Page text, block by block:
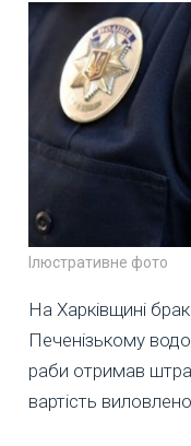
Ілюстративне фото
На Харківщині
Печенізькому
раби отримав
вартість